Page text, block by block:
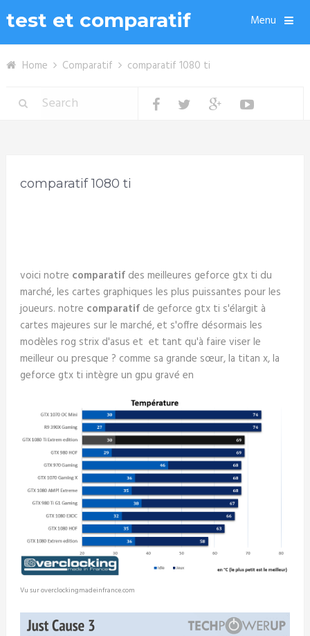
test et comparatif Menu
Home Comparatif comparatif 1080 ti
comparatif 1080 ti
voici notre comparatifdes meilleures geforce gtx ti du
marché, les cartes graphiques les plus puissantes pour les
joueurs. notre comparatifde geforce gtx ti s'élargit à
cartes majeures sur le marché, et s'offre désormais les
modèles rog strix d'asus et et tant qu'à faire viser le
meilleur ou presque ? comme sa grande sœur, la titan x, la
geforce gtx ti intègre un gpu gravé en
Vu sur overclockingmadeinfrance.com